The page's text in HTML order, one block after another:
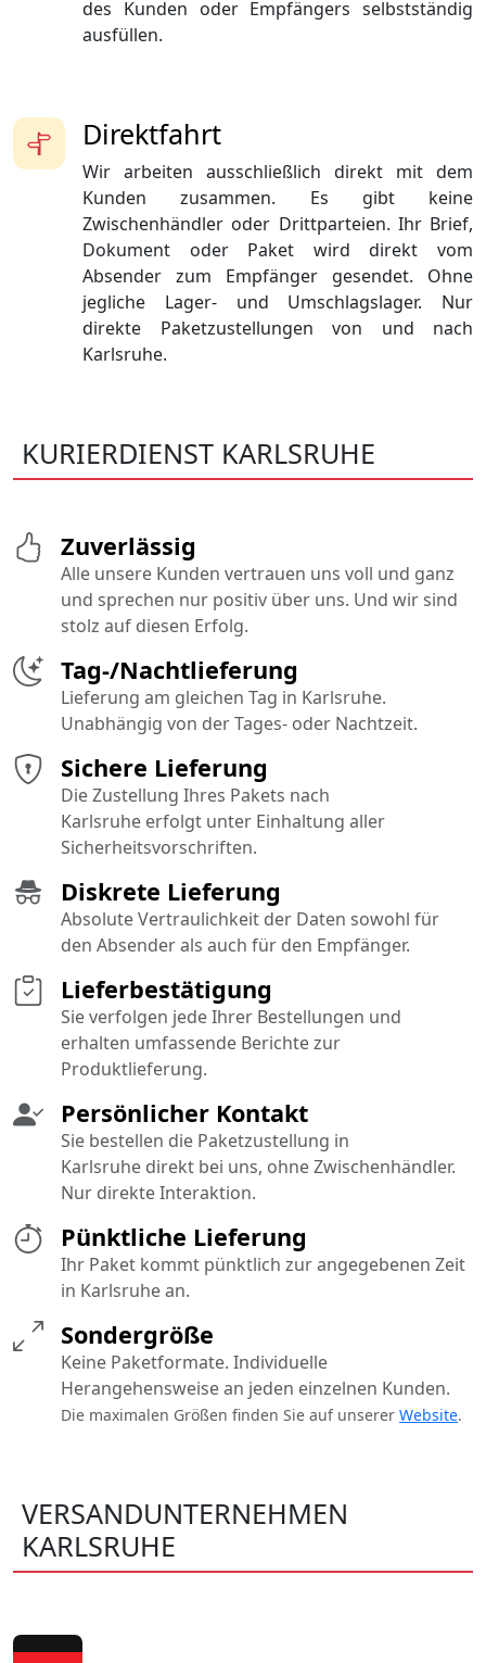
des Kunden oder Empfängers selbstständig
ausfüllen.
Direktfahrt
Wir arbeiten ausschließlich direkt mit dem
Kunden zusammen. Es gibt keine
Zwischenhändler oder Drittparteien. Ihr Brief,
Dokument oder Paket wird direkt vom
Absender zum Empfänger gesendet. Ohne
jegliche Lager- und Umschlagslager. Nur
direkte Paketzustellungen von und nach
Karlsruhe.
KURIERDIENST KARLSRUHE
Pünktliche Lieferung
Ihr Paket kommt pünktlich zur angegebenen Zeit
in Karlsruhe an.
Sichere Lieferung
Die Zustellung Ihres Pakets nach
Karlsruhe erfolgt unter Einhaltung aller
Sicherheitsvorschriften.
Diskrete Lieferung
Absolute Vertraulichkeit der Daten sowohl für
den Absender als auch für den Empfänger.
Tag-/Nachtlieferung
Lieferung am gleichen Tag in Karlsruhe.
Unabhängig von der Tages- oder Nachtzeit.
Persönlicher Kontakt
Sie bestellen die Paketzustellung in
Karlsruhe direkt bei uns, ohne Zwischenhändler.
Nur direkte Interaktion.
Sondergröße
Keine Paketformate. Individuelle
Herangehensweise an jeden einzelnen Kunden.
Die maximalen Größen finden Sie auf unserer Website.
Lieferbestätigung
Sie verfolgen jede Ihrer Bestellungen und
erhalten umfassende Berichte zur
Produktlieferung.
Zuverlässig
Alle unsere Kunden vertrauen uns voll und ganz
und sprechen nur positiv über uns. Und wir sind
stolz auf diesen Erfolg.
VERSANDUNTERNEHMEN
KARLSRUHE